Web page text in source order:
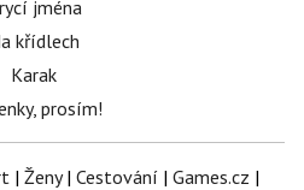
jména
křídlech
Karak
prosím!
| Ženy| Cestování | Games.cz |